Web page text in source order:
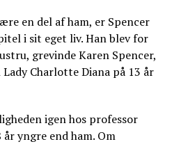
en del af ham, er Spencer
i sit eget liv. Han blev for
grevinde Karen Spencer,
Charlotte Diana på 13 år
igen hos professor
yngre end ham. Om